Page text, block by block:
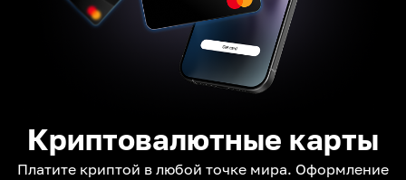
Криптовалютные карты
Платите криптой в любой точке мира. Оформление